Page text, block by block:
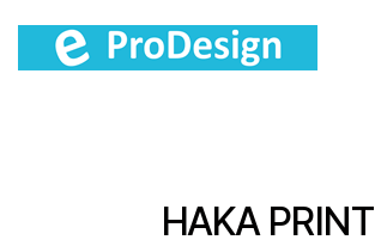
HAKA PRINT